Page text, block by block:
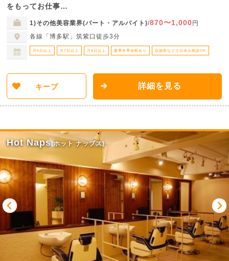
をもってお仕事…
1)その他美容業界(パート・アルバイト)/870〜1,000円
各線「博多駅」筑紫口徒歩3分
月6日以上 月7日以上 月8日以上 夏季冬季休暇あり 冠婚祭など土日休み相談OK
キープ 詳細を見る
Hot Naps(ホット ナップス)